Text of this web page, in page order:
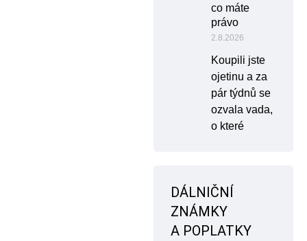
co máte
právo
2.8.2026
Koupili jste
ojetinu a za
pár týdnů se
ozvala vada,
o které
DÁLNIČNÍ
ZNÁMKY
A POPLATKY